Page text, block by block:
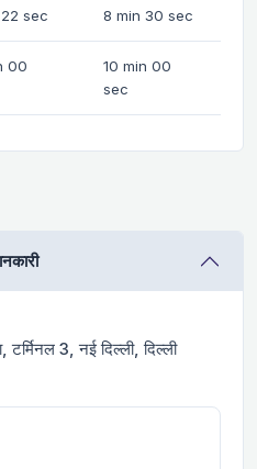
sec 8 min 30 sec
00
10 min 00
sec
टर्मिनल 3, नई दिल्ली, दिल्ली